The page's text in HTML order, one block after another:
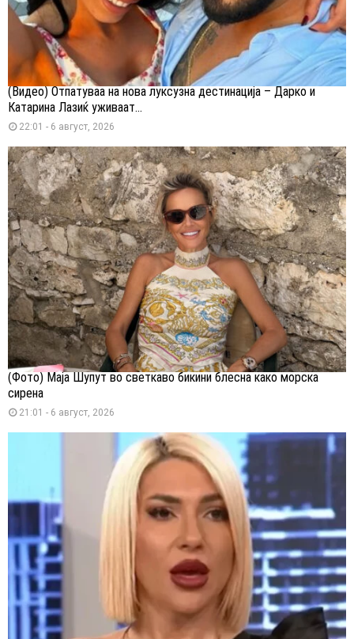
(Видео) Отпатуваа на нова луксузна дестинација – Дарко и
Катарина Лазиќ уживаат...
22:01 - 6 август, 2026
(Фото) Маја Шупут во светкаво бикини блесна како морска
сирена
21:01 - 6 август, 2026